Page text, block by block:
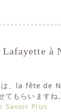
Lafayette à
、la fête de
てもらいます
Savoir Plus